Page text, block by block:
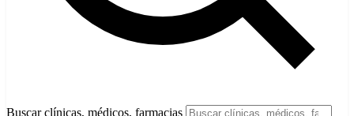
Buscar clínicas, médicos, farmacias